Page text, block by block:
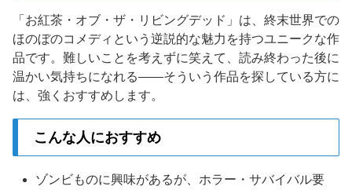
「お紅茶・オブ・ザ・リビングデッド」は、終末世界での
ほのぼのコメディという逆説的な魅力を持つユニークな作
品です。難しいことを考えずに笑えて、読み終わった後に
温かい気持ちになれる——そういう作品を探している方に
は、強くおすすめします。
こんな人におすすめ
ゾンビものに興味があるが、ホラー・サバイバル要